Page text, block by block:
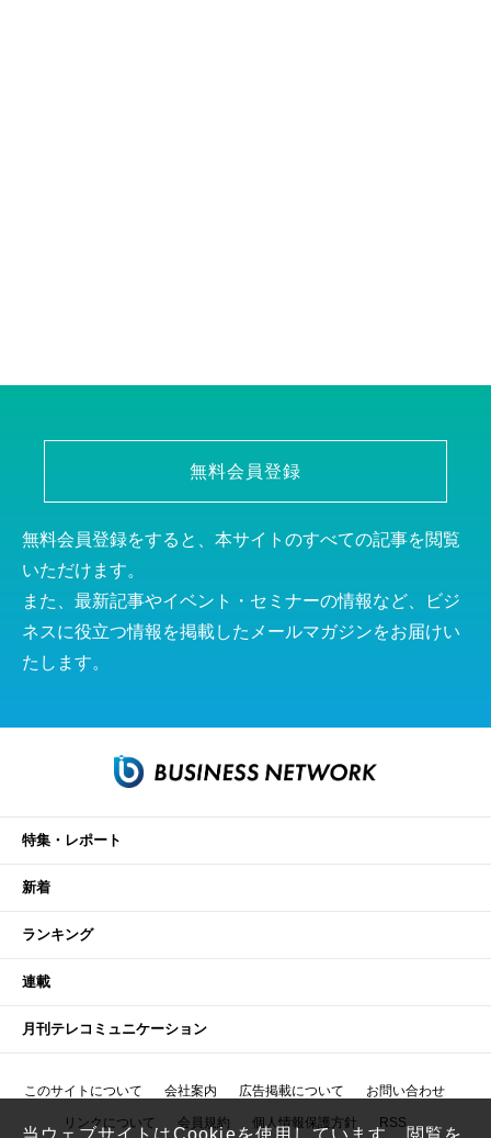
無料会員登録
無料会員登録をすると、本サイトのすべての記事を閲覧
いただけます。
また、最新記事やイベント・セミナーの情報など、ビジ
ネスに役立つ情報を掲載したメールマガジンをお届けい
たします。
特集・レポート
新着
ランキング
連載
月刊テレコミュニケーション
このサイトについて 会社案内 広告掲載について お問い合わせ
リンクについて 会員規約 個人情報保護方針 RSS
当ウェブサイトはCookieを使用しています。閲覧を